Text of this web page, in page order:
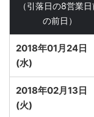
（引落日の8営業
の前日）
2018年01月24日
(水)
2018年02月13日
(火)